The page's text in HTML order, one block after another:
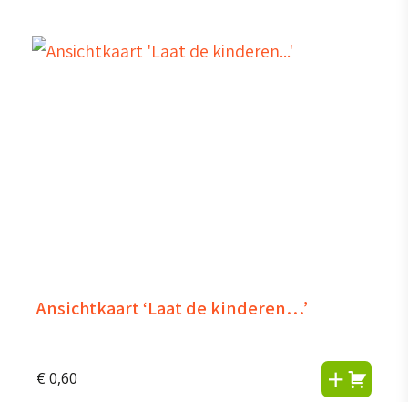
Ansichtkaart ‘Laat de kinderen…’
€ 0,60